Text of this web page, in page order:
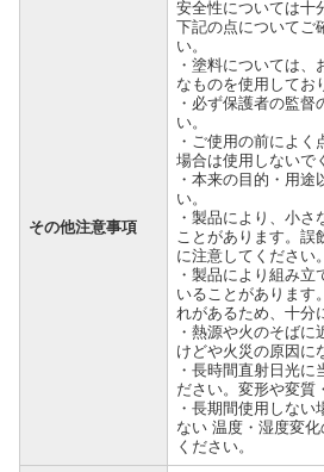
その他注意事項
安全性については十
下記の点についてご
い。
・塗料については
なものを使用してお
・必ず保護者の監督
い。
・ご使用の前によ
場合は使用しないで
・本来の目的・用途
い。
・製品により、小
ことがあります。誤
に注意してください。
・製品により組み
いることがあります
れがあるため、十分
・熱源や火のそば
けどや火災の原因に
・長時間直射日光に
ださい。変形や変質
・長期間使用しない
ない 温度・湿度変
ください。